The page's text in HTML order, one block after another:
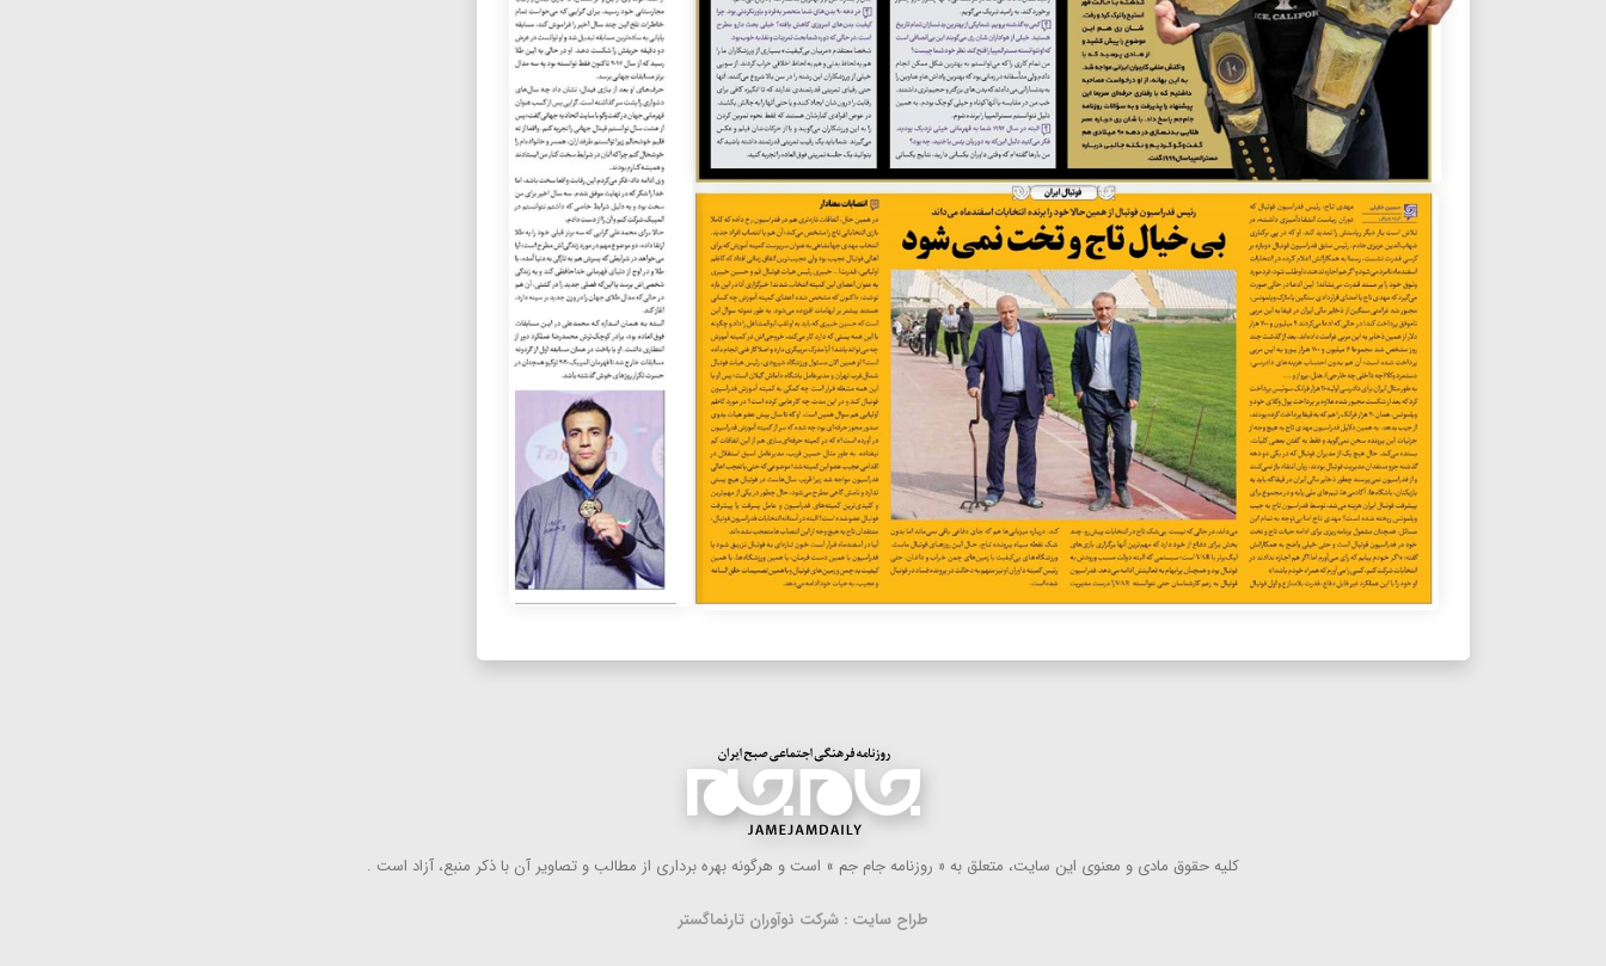
كلیه حقوق مادی و معنوی این سایت، متعلق به « روزنامه جام جم » است و هرگونه بهره ‌برداری از مطالب و تصاویر آن با ذكر منبع، آزاد است .
طراح سایت : شرکت نوآوران تارنماگستر